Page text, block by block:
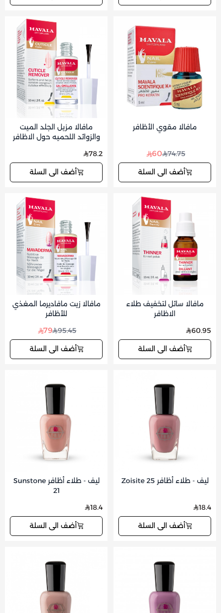
مافالا مقوي الأظافر
74.75
60
أضف الى السلة
مافالا مزيل الجلد الميت
والزوائد اللحميه حول الاظافر
78.2
أضف الى السلة
مافالا سائل لتخفيف طلاء
الاظافر
60.95
أضف الى السلة
مافالا زيت مافاديرما المغذي
للأظافر
95.45
79
أضف الى السلة
ليف - طلاء أظافر Zoisite 25
18.4
أضف الى السلة
ليف - طلاء أظافر Sunstone
21
18.4
أضف الى السلة